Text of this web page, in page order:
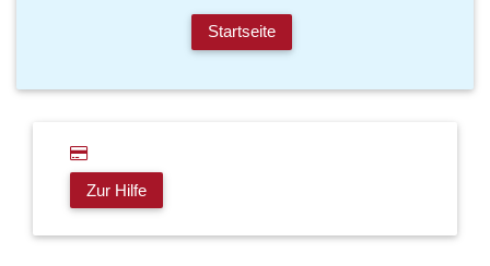
Startseite
Zur Hilfe